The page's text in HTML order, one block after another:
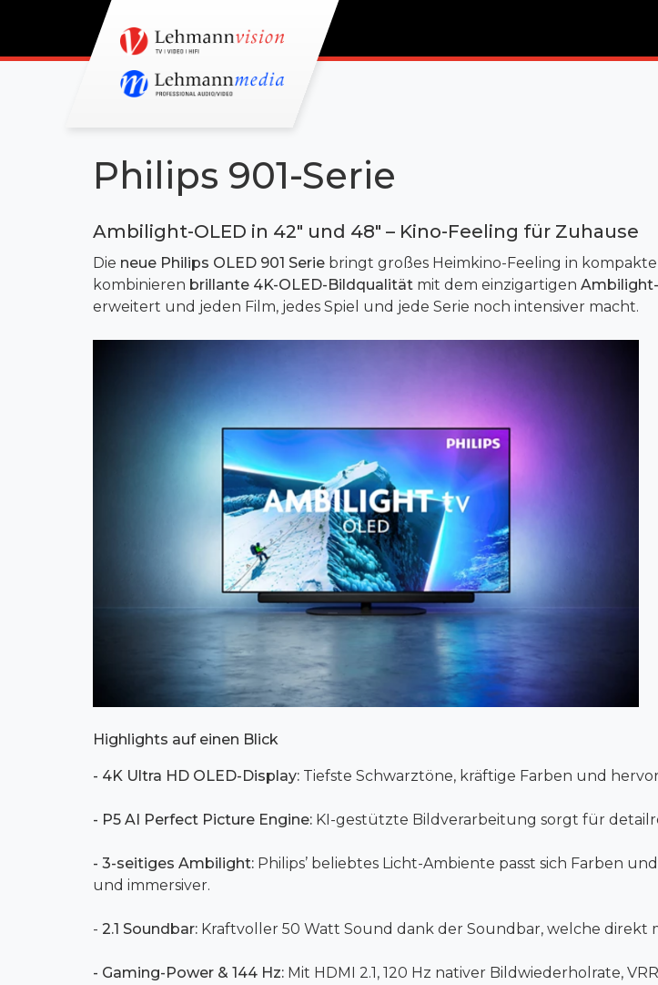
Philips 901-Serie
Ambilight-OLED in 42" und 48" – Kino-Feeling für Zuhause
Die neue Philips OLED 901 Serie bringt großes Heimkino-Feeling in
kombinieren brillante 4K-OLED-Bildqualität mit dem einzigartigen
erweitert und jeden Film, jedes Spiel und jede Serie noch intensiver macht.
Highlights auf einen Blick
- 4K Ultra HD OLED-Display: Tiefste Schwarztöne, kräftige Farben und
- P5 AI Perfect Picture Engine: KI-gestützte Bildverarbeitung sorgt für
- 3-seitiges Ambilight: Philips’ beliebtes Licht-Ambiente passt sich Farben
und immersiver.
- 2.1 Soundbar: Kraftvoller 50 Watt Sound dank der Soundbar, welche direkt
- Gaming-Power & 144 Hz: Mit HDMI 2.1, 120 Hz nativer Bildwiederholrate,